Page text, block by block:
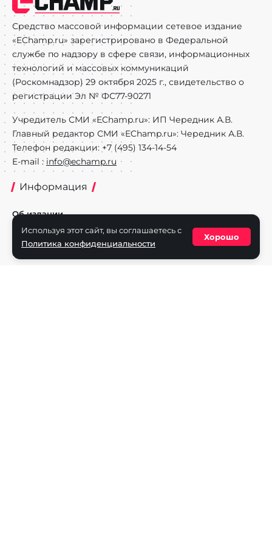
Средство массовой информации сетевое издание
«EChamp.ru» зарегистрировано в Федеральной
службе по надзору в сфере связи, информационных
технологий и массовых коммуникаций
(Роскомнадзор) 29 октября 2025 г., свидетельство о
регистрации Эл № ФС77-90271
Учредитель СМИ «EChamp.ru»: ИП Чередник А.В.
Главный редактор СМИ «EChamp.ru»: Чередник А.В.
Телефон редакции: +7 (495) 134-14-54
E-mail : info@echamp.ru
Информация
Об издании
Реклама на портале
Политика конфиденциальности
Используя этот сайт, вы соглашаетесь с
Политика конфиденциальности
Хорошо